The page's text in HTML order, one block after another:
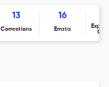
13
Corrections
16
Errata